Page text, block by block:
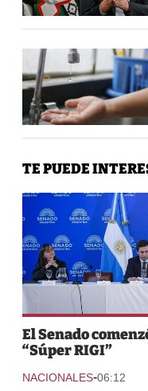
TE PUEDE
El Senado
“Súper RIGI”
NACIONALES-06:12